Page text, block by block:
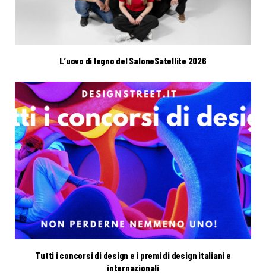
L’uovo di legno del SaloneSatellite 2026
Tutti i concorsi di design e i premi di design italiani e
internazionali